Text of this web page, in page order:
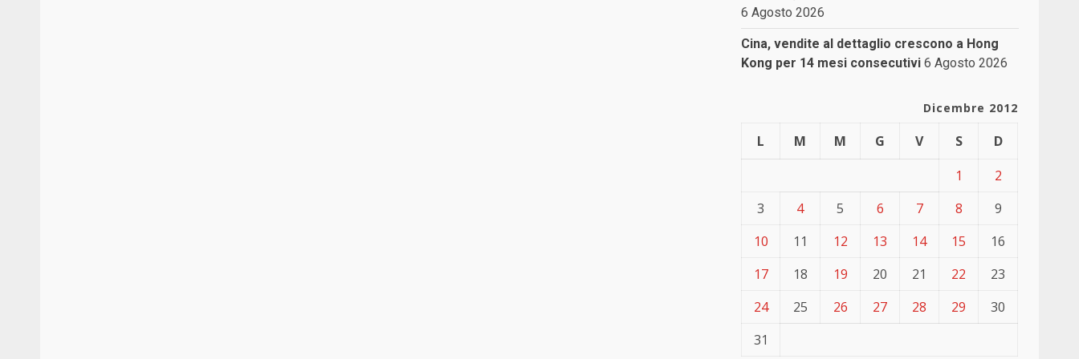
6 Agosto 2026
Cina, vendite al dettaglio crescono a Hong
Kong per 14 mesi consecutivi 6 Agosto 2026
Dicembre 2012
L M M G V S
D
1
2
3
4 5 6 7 8
9
10
11 12 13 14 15
16
17
18 19 20 21 22
23
24
25 26 27 28 29
30
31